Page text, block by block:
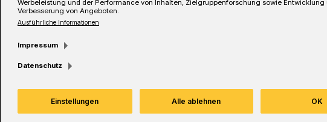
Eine Minute Lesezeit
Werbeleistung und der Performance von Inhalten, Zielgruppenforschung sowie Entwicklung
Verbesserung von Angeboten.
Ausführliche Informationen
Impressum
Datenschutz
Einstellungen Alle ablehnen OK